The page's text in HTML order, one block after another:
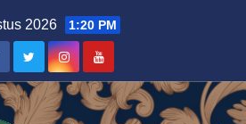
2026 1:20 PM